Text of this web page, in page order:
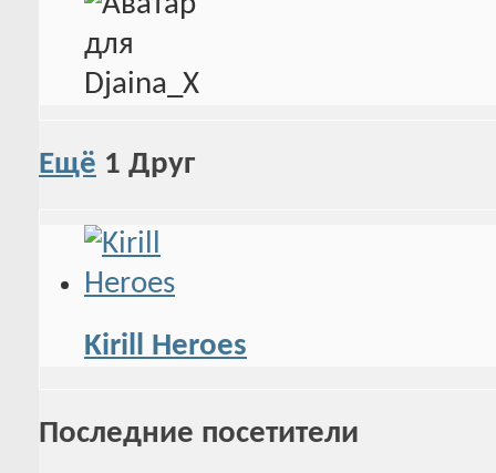
Ещё 1 Друг
Kirill Heroes
Последние посетители